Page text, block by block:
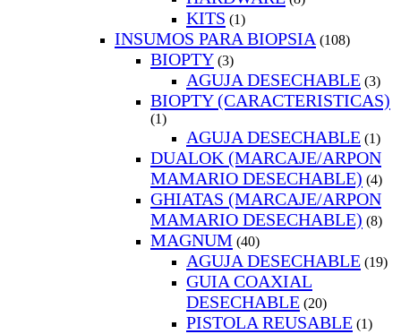
KITS (1)
INSUMOS PARA BIOPSIA (108)
BIOPTY (3)
AGUJA DESECHABLE (3)
BIOPTY (CARACTERISTICAS)
(1)
AGUJA DESECHABLE (1)
DUALOK (MARCAJE/ARPON
MAMARIO DESECHABLE) (4)
GHIATAS (MARCAJE/ARPON
MAMARIO DESECHABLE) (8)
MAGNUM (40)
AGUJA DESECHABLE (19)
GUIA COAXIAL
DESECHABLE (20)
PISTOLA REUSABLE (1)